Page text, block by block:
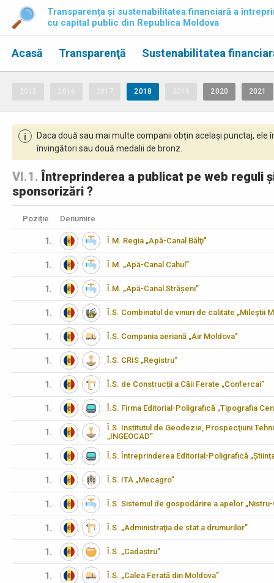
Transparența și sustenabilitatea financiară a
cu capital public din Republica Moldova
Acasă Transparenţă Sustenabilitatea
2018 2020 2021
i
Daca două sau mai multe companii obțin același punctaj,
învingători sau două medalii de bronz.
VI.1.Întreprinderea a publicat pe web reguli
sponsorizări ?
Poziție Denumire
1. Î.M. Regia „Apă-Canal Bălţi"
1. Î.M. „Apă-Canal Cahul”
1. Î.M. „Apă-Canal Strășeni”
1. Î.S. Combinatul de vinuri de calitate „Mileştii
1. Î.S. Compania aeriană „Air Moldova"
1. Î.S. CRIS „Registru”
1. Î.S. de Construcții a Căii Ferate „Confercai”
1. Î.S. Firma Editorial-Poligrafică „Tipografia
1.
Î.S. Institutul de Geodezie, Prospecţiuni
„INGEOCAD”
1. Î.S. Întreprinderea Editorial-Poligrafică
1. Î.S. ITA „Mecagro”
1. Î.S. Sistemul de gospodărire a apelor „Nistru-
1. Î.S. „Administraţia de stat a drumurilor”
1. Î.S. „Cadastru”
1. Î.S. „Calea Ferată din Moldova”